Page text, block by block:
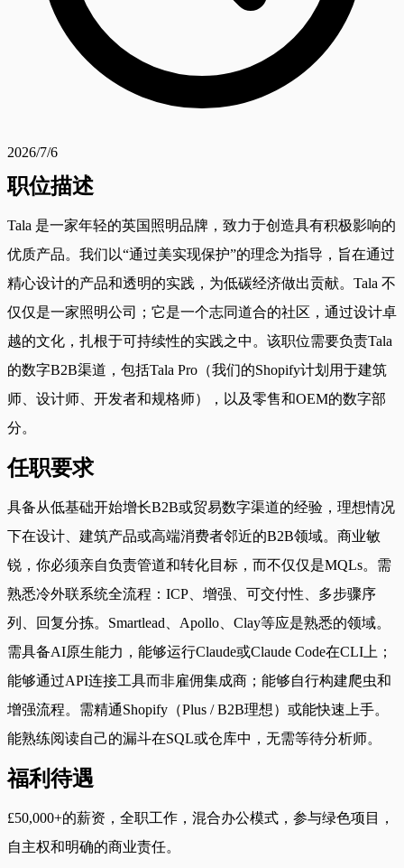
2026/7/6
职位描述
Tala 是一家年轻的英国照明品牌，致力于创造具有积极影响的
优质产品。我们以“通过美实现保护”的理念为指导，旨在通过
精心设计的产品和透明的实践，为低碳经济做出贡献。Tala 不
仅仅是一家照明公司；它是一个志同道合的社区，通过设计卓
越的文化，扎根于可持续性的实践之中。该职位需要负责Tala
的数字B2B渠道，包括Tala Pro（我们的Shopify计划用于建筑
师、设计师、开发者和规格师），以及零售和OEM的数字部
分。
任职要求
具备从低基础开始增长B2B或贸易数字渠道的经验，理想情况
下在设计、建筑产品或高端消费者邻近的B2B领域。商业敏
锐，你必须亲自负责管道和转化目标，而不仅仅是MQLs。需
熟悉冷外联系统全流程：ICP、增强、可交付性、多步骤序
列、回复分拣。Smartlead、Apollo、Clay等应是熟悉的领域。
需具备AI原生能力，能够运行Claude或Claude Code在CLI上；
能够通过API连接工具而非雇佣集成商；能够自行构建爬虫和
增强流程。需精通Shopify（Plus / B2B理想）或能快速上手。
能熟练阅读自己的漏斗在SQL或仓库中，无需等待分析师。
福利待遇
£50,000+的薪资，全职工作，混合办公模式，参与绿色项目，
自主权和明确的商业责任。